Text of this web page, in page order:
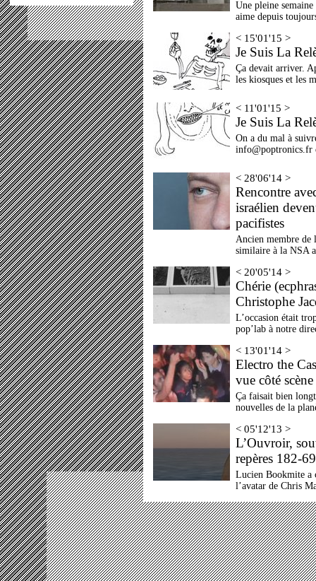
Une pleine
aime depuis
< 15'01'15 >
Je Suis La
Ça devait arriver.
les kiosques et les
< 11'01'15 >
Je Suis La
On a du mal à
info@poptronics.fr
< 28'06'14 >
Rencontre
israélien
pacifistes
Ancien membre de
similaire à la NSA
< 20'05'14 >
Chérie
Christophe
L’occasion était
pop’lab à notre
< 13'01'14 >
Electro the
vue côté
Ça faisait bien
nouvelles de la
< 05'12'13 >
L’Ouvroir,
repères 182-
Lucien Bookmite a
l’avatar de Chris